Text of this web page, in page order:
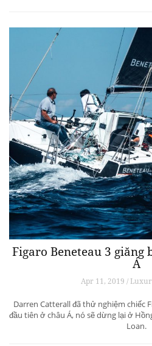
Figaro Beneteau 3
Á
Apr 11, 2019 /
Darren Catterall đã thử nghiệm chiếc
đầu tiên ở châu Á, nó sẽ dừng lại ở
Loan.